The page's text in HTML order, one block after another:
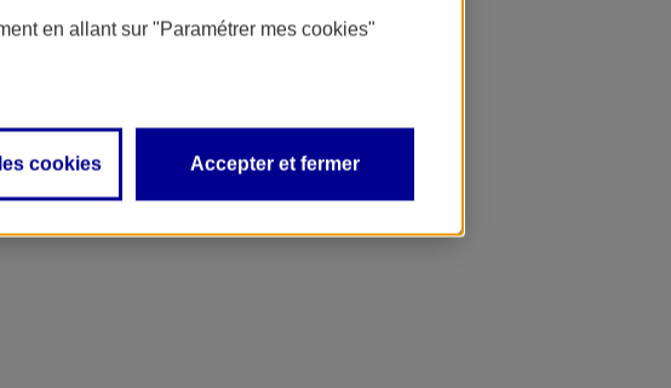
en allant sur "Paramétrer mes cookies"
cookies Accepter et fermer